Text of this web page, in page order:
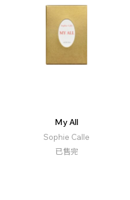
My All
Sophie Calle
已售完